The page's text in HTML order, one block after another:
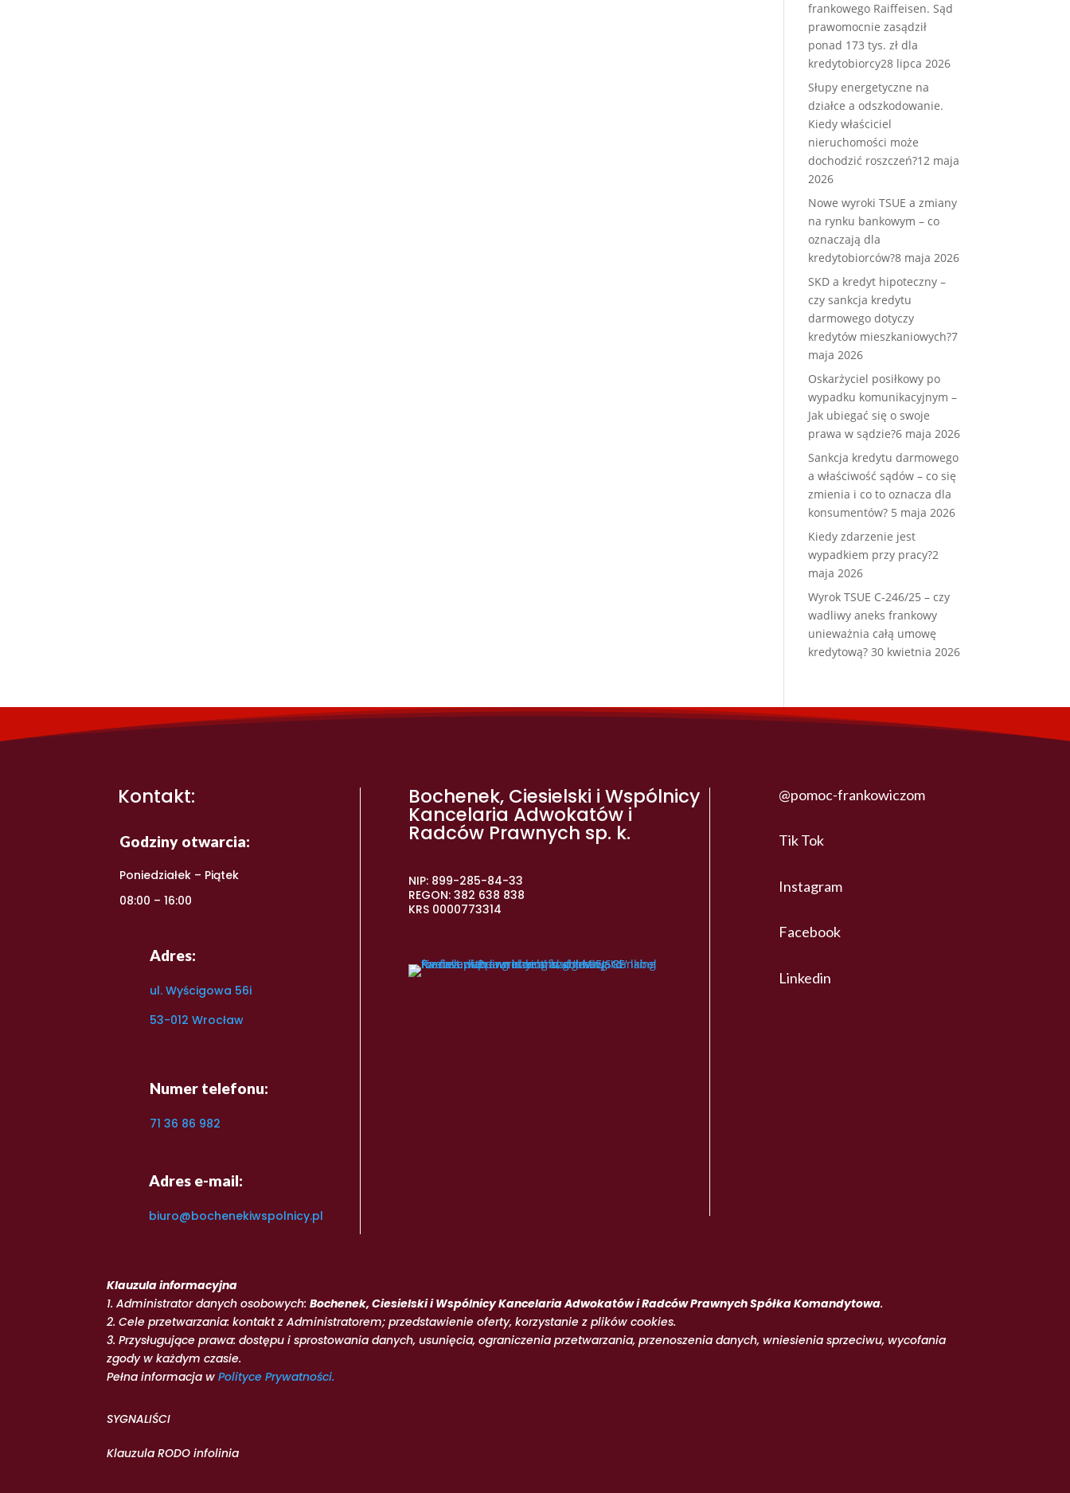
frankowego Raiffeisen. Sąd
prawomocnie zasądził
ponad 173 tys. zł dla
kredytobiorcy28 lipca 2026
Słupy energetyczne na
działce a odszkodowanie.
Kiedy właściciel
nieruchomości może
dochodzić roszczeń?12 maja
2026
Nowe wyroki TSUE a zmiany
na rynku bankowym – co
oznaczają dla
kredytobiorców?8 maja 2026
SKD a kredyt hipoteczny –
czy sankcja kredytu
darmowego dotyczy
kredytów mieszkaniowych?7
maja 2026
Oskarżyciel posiłkowy po
wypadku komunikacyjnym –
Jak ubiegać się o swoje
prawa w sądzie?6 maja 2026
Sankcja kredytu darmowego
a właściwość sądów – co się
zmienia i co to oznacza dla
konsumentów? 5 maja 2026
Kiedy zdarzenie jest
wypadkiem przy pracy?2
maja 2026
Wyrok TSUE C-246/25 – czy
wadliwy aneks frankowy
unieważnia całą umowę
kredytową?30 kwietnia 2026
Kontakt:
Godziny otwarcia:
Poniedziałek – Piątek
08:00 – 16:00
Adres:
ul. Wyścigowa 56i
53-012 Wrocław
Numer telefonu:
71 36 86 982
Adres e-mail:
biuro@bochenekiwspolnicy.pl
Bochenek, Ciesielski i Wspólnicy
Kancelaria Adwokatów i
Radców Prawnych sp. k.
NIP: 899-285-84-33
REGON: 382 638 838
KRS 0000773314
@pomoc-frankowiczom
Tik Tok
Instagram
Facebook
Linkedin
Klauzula informacyjna
1. Administrator danych osobowych:Bochenek, Ciesielski i Wspólnicy Kancelaria Adwokatów i Radców Prawnych Spółka Komandytowa.
2. Cele przetwarzania: kontakt z Administratorem; przedstawienie oferty, korzystanie z plików cookies.
3. Przysługujące prawa: dostępu i sprostowania danych, usunięcia, ograniczenia przetwarzania, przenoszenia danych, wniesienia sprzeciwu, wycofania
zgody w każdym czasie.
Pełna informacja wPolityce Prywatności.
SYGNALIŚCI
Klauzula RODO infolinia